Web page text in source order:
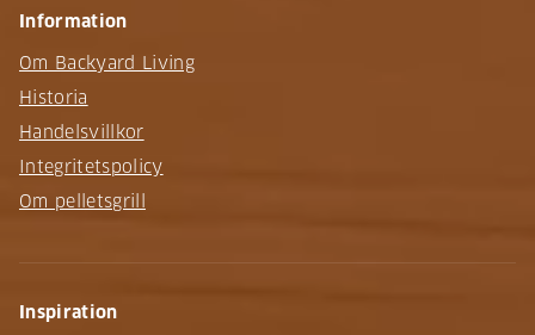
Information
Om Backyard Living
Historia
Handelsvillkor
Integritetspolicy
Om pelletsgrill
Inspiration